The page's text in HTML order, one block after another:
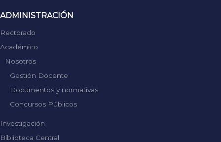
ADMINISTRACIÓN
Rectorado
Académico
Nosotros
Gestión Docente
Documentos y normativas
Concursos Públicos
Investigación
Biblioteca Central